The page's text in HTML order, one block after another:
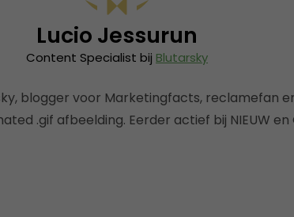
Lucio Jessurun
Content Specialist bij Blutarsky
blogger voor Marketingfacts, reclamefan
.gif afbeelding. Eerder actief bij NIEUW en